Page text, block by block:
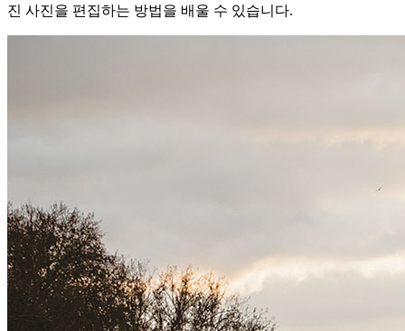
진 사진을 편집하는 방법을 배울 수 있습니다.